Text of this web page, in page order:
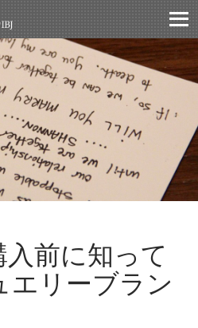
前に知って
エリーブラン